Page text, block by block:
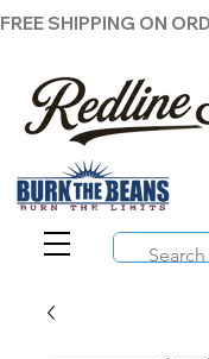
FREE SHIPPING ON